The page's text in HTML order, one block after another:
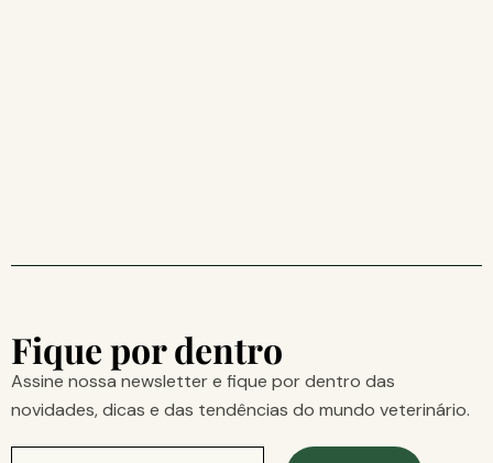
Fique por dentro
Assine nossa newsletter e fique por dentro das
novidades, dicas e das tendências do mundo veterinário.